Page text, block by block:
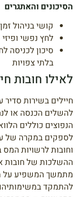
הסיכונים והאתגרים
קושי בניהול
לחץ נפשי
סיכון לכניסה
בלתי צפויות
לאילו חובות
חיילים בשירות סדיר
להשלים הכנסה או
הנפוצים כוללים
לספקים במקרה של
וחובות לרשויות
ההשלכות של חובות
מתמשך המשפיע על
להתמקד